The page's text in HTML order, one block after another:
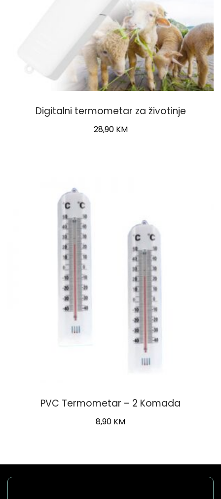
Digitalni termometar za životinje
28,90 KM
PVC Termometar – 2 Komada
8,90 KM